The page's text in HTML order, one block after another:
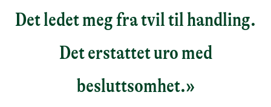
Det ledet meg fra tvil til handling.
Det erstattet uro med
besluttsomhet.»